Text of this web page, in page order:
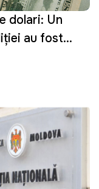
dolari: Un
au fost